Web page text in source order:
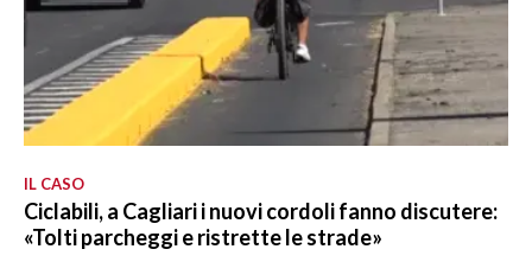
IL CASO
Ciclabili, a Cagliari i nuovi cordoli fanno discutere:
«Tolti parcheggi e ristrette le strade»